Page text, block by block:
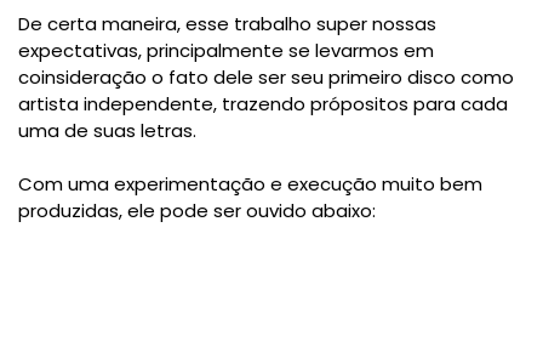
De certa maneira, esse trabalho super nossas
expectativas, principalmente se levarmos em
coinsideração o fato dele ser seu primeiro disco como
artista independente, trazendo própositos para cada
uma de suas letras.
Com uma experimentação e execução muito bem
produzidas, ele pode ser ouvido abaixo: